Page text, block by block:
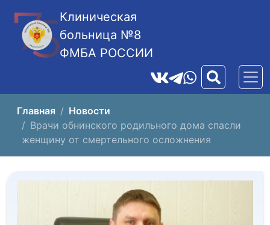
Клиническая
больница №8
ФМБА РОССИИ
Главная
Новости
Врачи обнинского родильного дома спасли
женщину от смертельного осложнения